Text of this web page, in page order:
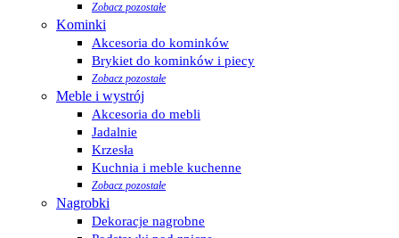
Zobacz pozostałe
Kominki
Akcesoria do kominków
Brykiet do kominków i piecy
Zobacz pozostałe
Meble i wystrój
Akcesoria do mebli
Jadalnie
Krzesła
Kuchnia i meble kuchenne
Zobacz pozostałe
Nagrobki
Dekoracje nagrobne